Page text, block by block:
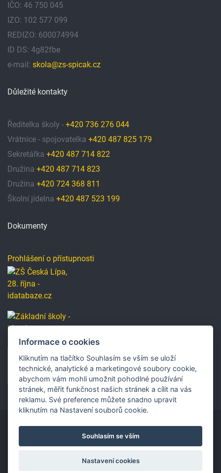
IČO: 46 750 045
IZO: 102 577 099
REDIZO: 600074994
ID DS: 4g82fbe
e-mail: skola@zs-spicak.cz
Důležité kontakty
Ředitelka školy - +420 736 276 044
Vrátnice - spojovatelka +420 487 825 179
Sekretářka +420 487 714 822
Družina +420 487 714 823
Družina +420 724 368 811
Školní jídelna +420 487 523 199
Dokumenty
Prohlášení o přístupnosti
Copyright © 2019 Základní škola, Česká Lípa, 28. října
2733, příspěvková organizace.
Ace IT s.r.o. /SEO Přihlášení
Informace o cookies
Kliknutím na tlačítko Souhlasím se vším se uloží
technické, analytické a marketingové soubory cookie,
abychom vám mohli umožnit pohodlné používání
stránek, měřit funkčnost našich stránek a cílit na vás
reklamu. Své preference můžete snadno upravit
kliknutím na Nastavení souborů cookie.
Souhlasím se vším
Nastavení cookies